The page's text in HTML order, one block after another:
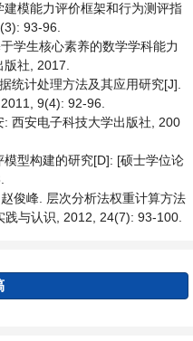
模能力评价框架和行为测评指
93-96.
学生核心素养的数学学科能力
社, 2017.
统计处理方法及其应用研究[J].
9(4): 92-96.
西安电子科技大学出版社, 200
型构建的研究[D]: [硕士学位论
俊峰. 层次分析法权重计算方法
与认识, 2012, 24(7): 93-100.